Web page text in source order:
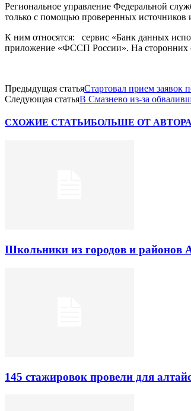
Региональное управление Федеральной
только с помощью проверенных источников
К ним относятся: сервис «Банк данных
приложение «ФССП России». На сторонних
Предыдущая статьяСтартовал прием заявок
Следующая статьяВ Смазнево из-за
СХОЖИЕ СТАТЬИБОЛЬШЕ ОТ АВТОРА
Школьники из городов и районов
145 стажировок провели для